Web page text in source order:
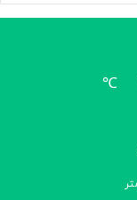
℃